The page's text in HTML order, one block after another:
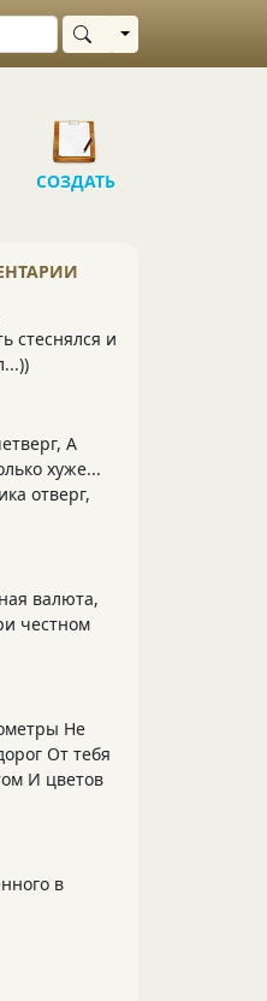
Выбрать область
СОЗДАТЬ
стеснялся и
А
хуже...
отверг,
валюта,
честном
Не
От тебя
И цветов
в